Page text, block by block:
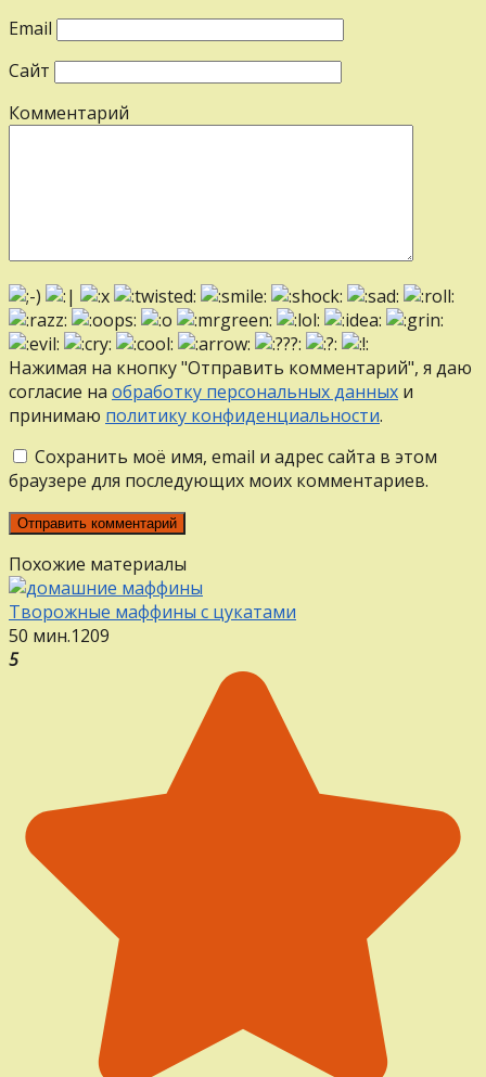
Email
Сайт
Комментарий
Нажимая на кнопку "Отправить комментарий", я даю
согласие на обработку персональных данных и
принимаю политику конфиденциальности.
Сохранить моё имя, email и адрес сайта в этом
браузере для последующих моих комментариев.
Похожие материалы
Творожные маффины с цукатами
50 мин.1209
5